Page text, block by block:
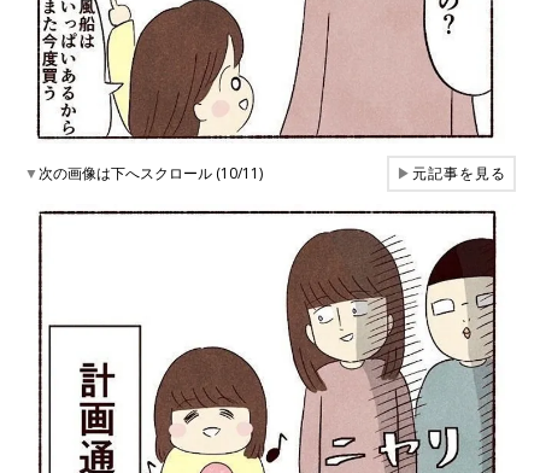
▼次の画像は下へスクロール (10/11) ▶元記事を見る